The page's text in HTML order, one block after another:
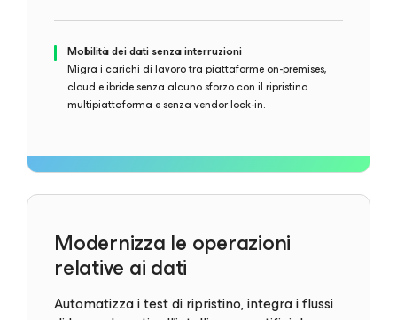
Mobilità dei dati senza interruzioni
Migra i carichi di lavoro tra piattaforme on-premises,
cloud e ibride senza alcuno sforzo con il ripristino
multipiattaforma e senza vendor lock-in.
Modernizza le operazioni
relative ai dati
Automatizza i test di ripristino, integra i flussi